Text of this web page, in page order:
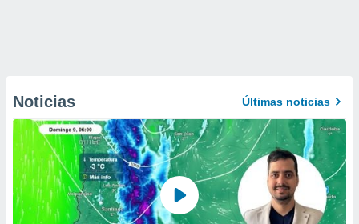
Noticias Últimas noticias